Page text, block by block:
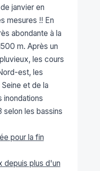
janvier en
mesures !! En
abondante à la
m. Après un
les cours
est, les
Seine et de la
inondations
selon les bassins
pour la fin
depuis plus d'un